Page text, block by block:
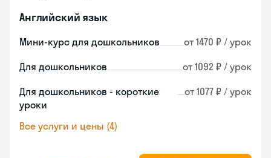
Английский язык
Мини-курс для дошкольников от 1470 ₽ / урок
Для дошкольников от 1092 ₽ / урок
Для дошкольников - короткие
уроки
от 1077 ₽ / урок
Все услуги и цены (4)